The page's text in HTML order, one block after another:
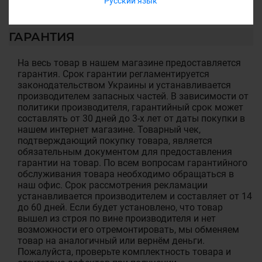
ГАРАНТИЯ
На весь товар в нашем магазине предоставляется
гарантия. Срок гарантии регламентируется
законодательством Украины и устанавливается
производителем запасных частей. В зависимости от
политики производителя, гарантийный срок может
составлять от 30 дней до 3-х лет от даты покупки в
нашем интернет магазине. Товарный чек,
подтверждающий покупку товара, является
обязательным документом для предоставления
гарантии на товар. По всем вопросам гарантийного
обслуживания товара необходимо обращаться в
наш офис. Срок рассмотрения рекламации
устанавливается производителем и составляет от 14
до 60 дней. Если будет установлено, что товар
вышел из строя по вине производителя и нет
возможности его отремонтировать, мы обменяем
товар на аналогичный или вернём деньги.
Пожалуйста, проверьте комплектность товара и